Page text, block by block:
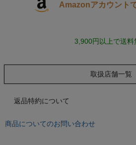
キャンプ・フェス
ビジネス
Amazonアカウント
3,900円以上で送料
取扱店舗一覧
返品特約について
商品についてのお問い合わせ